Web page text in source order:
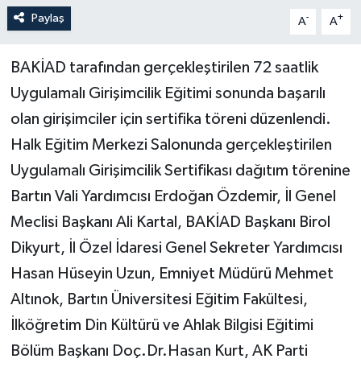
Paylaş A- A+
BAKİAD tarafından gerçekleştirilen 72 saatlik
Uygulamalı Girişimcilik Eğitimi sonunda başarılı
olan girişimciler için sertifika töreni düzenlendi.
Halk Eğitim Merkezi Salonunda gerçekleştirilen
Uygulamalı Girişimcilik Sertifikası dağıtım törenine
Bartın Vali Yardımcısı Erdoğan Özdemir, İl Genel
Meclisi Başkanı Ali Kartal, BAKİAD Başkanı Birol
Dikyurt, İl Özel İdaresi Genel Sekreter Yardımcısı
Hasan Hüseyin Uzun, Emniyet Müdürü Mehmet
Altınok, Bartın Üniversitesi Eğitim Fakültesi,
İlköğretim Din Kültürü ve Ahlak Bilgisi Eğitimi
Bölüm Başkanı Doç.Dr.Hasan Kurt, AK Parti
Yerel Yönetimler
DÜNYA